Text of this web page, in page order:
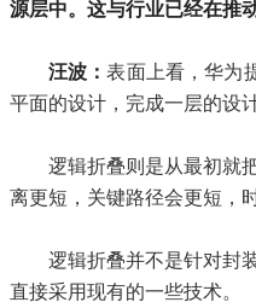
源层中。这与行业已经在推
汪波：表面上看，华为
平面的设计，完成一层的设
逻辑折叠则是从最初就
离更短，关键路径会更短，
逻辑折叠并不是针对封
直接采用现有的一些技术。